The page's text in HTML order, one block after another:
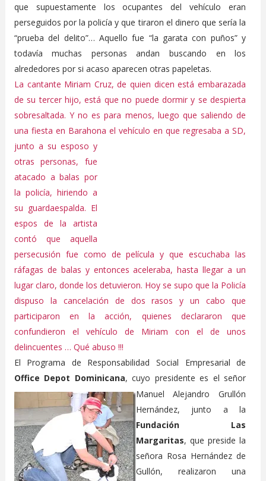
que supuestamente los ocupantes del vehículo eran
perseguidos por la policía y que tiraron el dinero que sería la
“prueba del delito”… Aquello fue “la garata con puños” y
todavía muchas personas andan buscando en los
alrededores por si acaso aparecen otras papeletas.
La cantante Miriam Cruz, de quien dicen está embarazada
de su tercer hijo, está que no puede dormir y se despierta
sobresaltada. Y no es para menos, luego que saliendo de
una fiesta en Barahona el vehículo en que regresaba a SD,
junto a su esposo y
otras personas, fue
atacado a balas por
la policía, hiriendo a
su guardaespalda. El
espos de la artista
contó que aquella
persecusión fue como de película y que escuchaba las
ráfagas de balas y entonces aceleraba, hasta llegar a un
lugar claro, donde los detuvieron. Hoy se supo que la Policía
dispuso la cancelación de dos rasos y un cabo que
participaron en la acción, quienes declararon que
confundieron el vehículo de Miriam con el de unos
delincuentes … Qué abuso !!!
El Programa de Responsabilidad Social Empresarial de
Office Depot Dominicana, cuyo presidente es el señor
Manuel Alejandro Grullón
Hernández, junto a la
Fundación Las
Margaritas, que preside la
señora Rosa Hernández de
Gullón, realizaron una